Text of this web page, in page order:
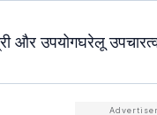
और उपयोगघरेलू उपचार